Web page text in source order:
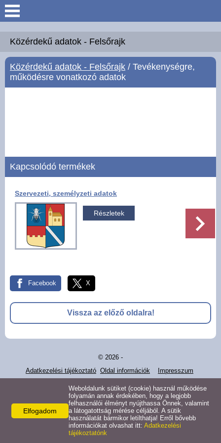
Keresés
Köszöntő
Hírek
Közérdekű adatok -
Galéria
Pályázatok
Alsórajk
EFOP-1.5.2-16-2017-00008
Közérdekű adatok - Felsőrajk
Közérdekű adatok - Felsőrajk / Tevékenységre,
működésre vonatkozó adatok
Kapcsolódó termékek
Szervezeti, személyzeti adatok
Részletek
Facebook X
Vissza az előző oldalra!
© 2026 -
Adatkezelési tájékoztató Oldal információk Impresszum
Elfogadom
Weboldalunk sütiket (cookie) használ működése
folyamán annak érdekében, hogy a legjobb
felhasználói élményt nyújthassa Önnek, valamint
a látogatottság mérése céljából. A sütik
használatát bármikor letilthatja! Erről bővebb
információkat olvashat itt: Adatkezelési
tájékoztatónk